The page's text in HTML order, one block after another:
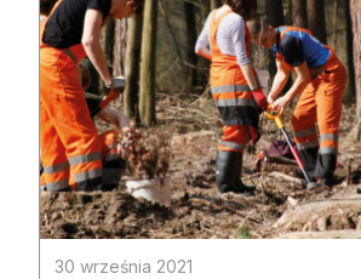
30 września 2021